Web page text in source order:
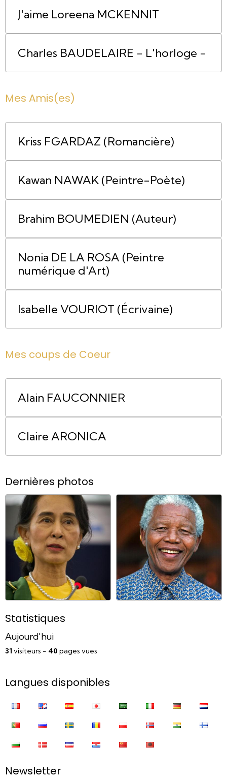
J'aime Loreena MCKENNIT
Charles BAUDELAIRE - L'horloge -
Mes Amis(es)
Kriss FGARDAZ (Romancière)
Kawan NAWAK (Peintre-Poète)
Brahim BOUMEDIEN (Auteur)
Nonia DE LA ROSA (Peintre
numérique d'Art)
Isabelle VOURIOT (Écrivaine)
Mes coups de Coeur
Alain FAUCONNIER
Claire ARONICA
Dernières photos
Statistiques
Aujourd'hui
31 visiteurs - 40 pages vues
Langues disponibles
Newsletter